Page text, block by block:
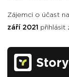
Zájemci o účast
září 2021 přihlásit